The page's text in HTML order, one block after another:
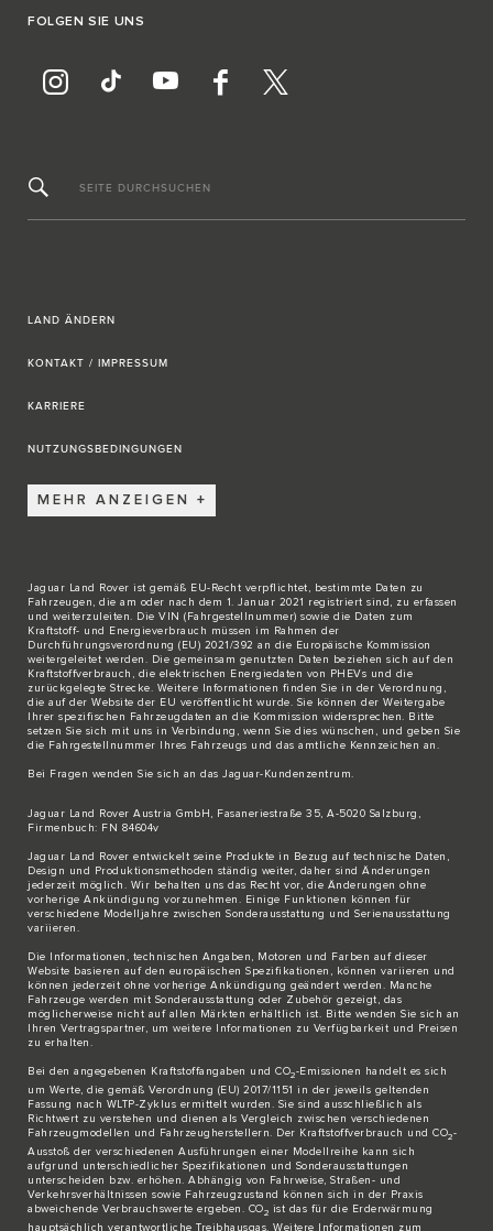
FOLGEN SIE UNS
SEITE DURCHSUCHEN
LAND ÄNDERN
KONTAKT / IMPRESSUM
KARRIERE
NUTZUNGSBEDINGUNGEN
MEHR ANZEIGEN
Jaguar Land Rover ist gemäß EU-Recht verpflichtet, bestimmte Daten zu
Fahrzeugen, die am oder nach dem 1. Januar 2021 registriert sind, zu erfassen
und weiterzuleiten. Die VIN (Fahrgestellnummer) sowie die Daten zum
Kraftstoff- und Energieverbrauch müssen im Rahmen der
Durchführungsverordnung (EU) 2021/392 an die Europäische Kommission
weitergeleitet werden. Die gemeinsam genutzten Daten beziehen sich auf den
Kraftstoffverbrauch, die elektrischen Energiedaten von PHEVs und die
zurückgelegte Strecke. Weitere Informationen finden Sie in der Verordnung,
die auf der Website der EU veröffentlicht wurde. Sie können der Weitergabe
Ihrer spezifischen Fahrzeugdaten an die Kommission widersprechen. Bitte
setzen Sie sich mit uns in Verbindung
, wenn Sie dies wünschen, und geben Sie
die Fahrgestellnummer Ihres Fahrzeugs und das amtliche Kennzeichen an.
Bei Fragen wenden Sie sich an das Jaguar-Kundenzentrum
Jaguar Land Rover Austria GmbH, Fasaneriestraße 35, A-5020 Salzburg,
Firmenbuch: FN 84604v
Jaguar Land Rover entwickelt seine Produkte in Bezug auf technische Daten,
Design und Produktionsmethoden ständig weiter, daher sind Änderungen
jederzeit möglich. Wir behalten uns das Recht vor, die Änderungen ohne
vorherige Ankündigung vorzunehmen. Einige Funktionen können für
verschiedene Modelljahre zwischen Sonderausstattung und Serienausstattung
variieren.
Die Informationen, technischen Angaben, Motoren und Farben auf dieser
Website basieren auf den europäischen Spezifikationen, können variieren und
können jederzeit ohne vorherige Ankündigung geändert werden. Manche
Fahrzeuge werden mit Sonderausstattung oder Zubehör gezeigt, das
möglicherweise nicht auf allen Märkten erhältlich ist. Bitte wenden Sie sich an
Ihren Vertragspartner, um weitere Informationen zu Verfügbarkeit und Preisen
zu erhalten.
Bei den angegebenen Kraftstoffangaben und CO2-Emissionen handelt es sich
um Werte, die gemäß Verordnung (EU) 2017/1151 in der jeweils geltenden
Fassung nach WLTP-Zyklus ermittelt wurden. Sie sind ausschließlich als
Richtwert zu verstehen und dienen als Vergleich zwischen verschiedenen
Fahrzeugmodellen und Fahrzeugherstellern. Der Kraftstoffverbrauch und CO2-
Ausstoß der verschiedenen Ausführungen einer Modellreihe kann sich
aufgrund unterschiedlicher Spezifikationen und Sonderausstattungen
unterscheiden bzw. erhöhen. Abhängig von Fahrweise, Straßen- und
Verkehrsverhältnissen sowie Fahrzeugzustand können sich in der Praxis
abweichende Verbrauchswerte ergeben. CO2 ist das für die Erderwärmung
hauptsächlich verantwortliche Treibhausgas. Weitere Informationen zum